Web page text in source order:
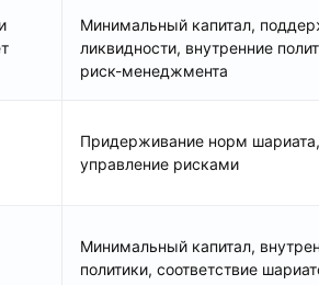
Минимальный капитал,
ликвидности, внутренние
риск-менеджмента
Придерживание норм шариата,
управление рисками
Минимальный капитал,
политики, соответствие